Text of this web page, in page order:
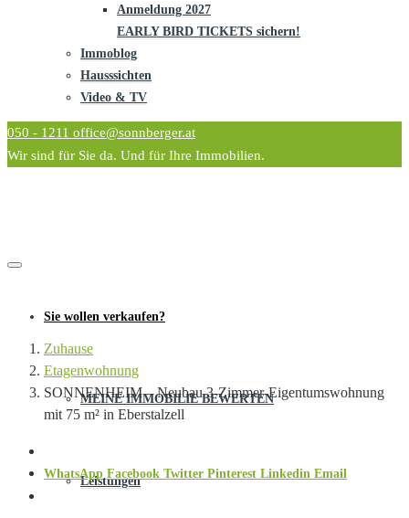
Anmeldung 2027
EARLY BIRD TICKETS sichern!
Immoblog
Hausssichten
Video & TV
050 - 1211 office@sonnberger.at
Wir sind für Sie da. Und für Ihre Immobilien.
Sie wollen verkaufen?
MEINE IMMOBILIE BEWERTEN
Leistungen
Zuhause
Etagenwohnung
SONNENHEIM – Neubau 3-Zimmer-Eigentumswohnung
mit 75 m² in Eberstalzell
WhatsApp Facebook Twitter Pinterest Linkedin Email